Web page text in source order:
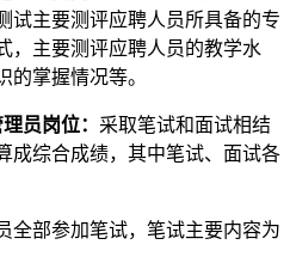
试主要测评应聘人员所具备的专
，主要测评应聘人员的教学水
的掌握情况等。
员岗位： 采取笔试和面试相结
成综合成绩，其中笔试、面试各
全部参加笔试，笔试主要内容为